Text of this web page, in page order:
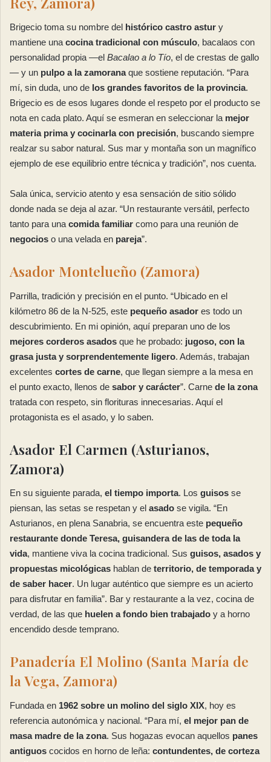
Brigecio toma su nombre del histórico castro astur y
mantiene una cocina tradicional con músculo, bacalaos con
personalidad propia —el Bacalao a lo Tío, el de crestas de gallo
— y un pulpo a la zamoranaque sostiene reputación. “Para
mí, sin duda, uno de los grandes favoritos de la provincia.
Brigecio es de esos lugares donde el respeto por el producto se
nota en cada plato. Aquí se esmeran en seleccionar la mejor
materia prima y cocinarla con precisión, buscando siempre
realzar su sabor natural. Sus mar y montaña son un magnífico
ejemplo de ese equilibrio entre técnica y tradición”, nos cuenta.
Sala única, servicio atento y esa sensación de sitio sólido
donde nada se deja al azar. “Un restaurante versátil, perfecto
tanto para una comida familiar como para una reunión de
negocios o una velada en pareja”.
Asador Montelueño (Zamora)
Parrilla, tradición y precisión en el punto. “Ubicado en el
kilómetro 86 de la N-525, este pequeño asador es todo un
descubrimiento. En mi opinión, aquí preparan uno de los
mejores corderos asados que he probado: jugoso, con la
grasa justa y sorprendentemente ligero. Además, trabajan
excelentes cortes de carne, que llegan siempre a la mesa en
el punto exacto, llenos de sabor y carácter”. Carne de la zona
tratada con respeto, sin florituras innecesarias. Aquí el
protagonista es el asado, y lo saben.
Asador El Carmen (Asturianos,
Zamora)
En su siguiente parada, el tiempo importa. Los guisos se
piensan, las setas se respetan y el asado se vigila. “En
Asturianos, en plena Sanabria, se encuentra este pequeño
restaurante donde Teresa, guisandera de las de toda la
vida, mantiene viva la cocina tradicional. Sus guisos, asados y
propuestas micológicas hablan de territorio, de temporada y
de saber hacer. Un lugar auténtico que siempre es un acierto
para disfrutar en familia”. Bar y restaurante a la vez, cocina de
verdad, de las que huelen a fondo bien trabajado y a horno
encendido desde temprano.
Panadería El Molino (Santa María de
la Vega, Zamora)
Fundada en 1962 sobre un molino del siglo XIX, hoy es
referencia autonómica y nacional. “Para mí, el mejor pan de
masa madre de la zona. Sus hogazas evocan aquellos panes
antiguos cocidos en horno de leña: contundentes, de corteza